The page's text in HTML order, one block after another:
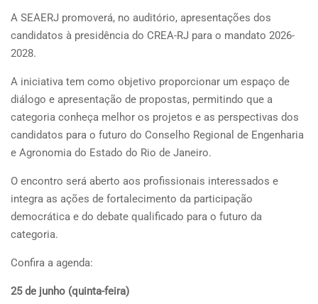
A SEAERJ promoverá, no auditório, apresentações dos
candidatos à presidência do CREA-RJ para o mandato 2026-
2028.
A iniciativa tem como objetivo proporcionar um espaço de
diálogo e apresentação de propostas, permitindo que a
categoria conheça melhor os projetos e as perspectivas dos
candidatos para o futuro do Conselho Regional de Engenharia
e Agronomia do Estado do Rio de Janeiro.
O encontro será aberto aos profissionais interessados e
integra as ações de fortalecimento da participação
democrática e do debate qualificado para o futuro da
categoria.
Confira a agenda:
25 de junho (quinta-feira)